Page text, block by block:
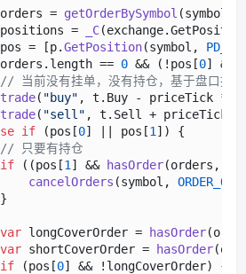
orders = getOrderBySymbol (symbol,
positions = _C(exchange.
pos = [p.GetPosition(symbol,
length == 0 && (!pos[0] &&
// 当前没有挂单，没有持仓，基于盘口挂单
trade( "buy" , t. Buy - priceTick *
trade( "sell" , t. Sell
+ priceTick
if (pos[0] || pos[1 ]) {
// 只要有持仓
if ((pos[1 ] && hasOrder(orders,
cancelOrders (symbol,
var longCoverOrder = hasOrder
var shortCoverOrder = hasOrder
if (pos[0] && !longCoverOrder) {